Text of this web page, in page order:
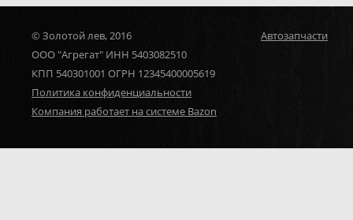
© Золотой лев, 2016
ООО "Агрегат" ИНН 5403082510
КПП 540301001 ОГРН 12345400005619
Политика конфиденциальности
Компания работает на системе Bazon
Автозапчасти